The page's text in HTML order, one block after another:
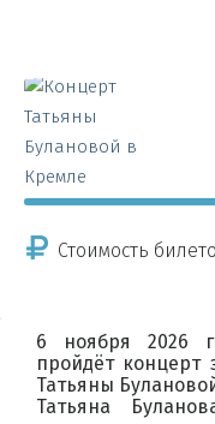
Стоимость
6 ноября 2026
пройдёт концерт
Татьяны
Татьяна